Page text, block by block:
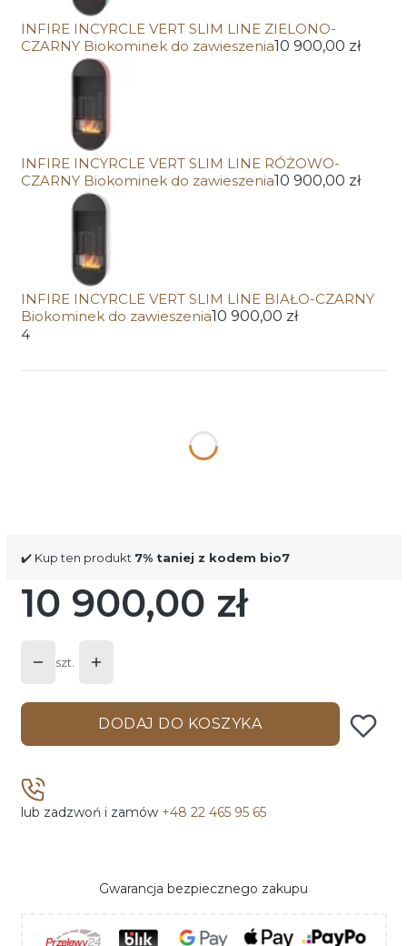
INFIRE INCYRCLE VERT SLIM LINE ZIELONO-
CZARNY Biokominek do zawieszenia10 900,00 zł
INFIRE INCYRCLE VERT SLIM LINE RÓŻOWO-
CZARNY Biokominek do zawieszenia10 900,00 zł
INFIRE INCYRCLE VERT SLIM LINE BIAŁO-CZARNY
Biokominek do zawieszenia10 900,00 zł
4
Wpisz wybrany kolor lub nr RALOpcjonalne
✔️ Kup ten produkt 7% taniej z kodem bio7
Cena
10 900,00 zł
szt.
DODAJ DO KOSZYKA
lub zadzwoń i zamów +48 22 465 95 65
Gwarancja bezpiecznego zakupu